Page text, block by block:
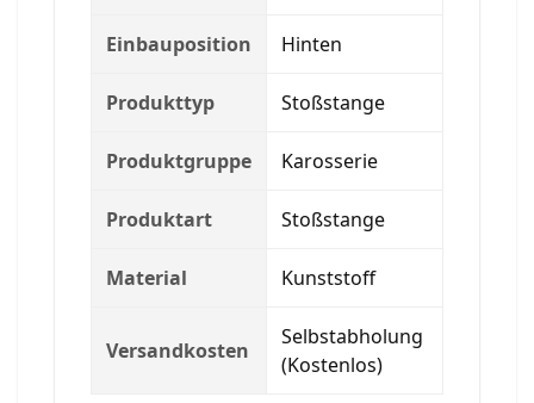
Einbauposition Hinten
Produkttyp Stoßstange
Produktgruppe Karosserie
Produktart Stoßstange
Material Kunststoff
Versandkosten
Selbstabholung
(Kostenlos)